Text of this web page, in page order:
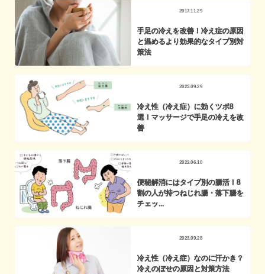
2017.11.29
手足の冷えを改善！冷え症の原因
と温めるより効果的なタイプ別対
策法
2023.09.29
冷え性（冷え症）に効くツボ8
選！マッサージで手足の冷えを改
善
2022.06.10
便秘解消にはタイプ別の腸活！8
割の人が持つねじれ腸・落下腸を
チェッ...
2023.09.28
冷え性（冷え症）なのに汗かき？
冷えのぼせの原因と対策方法